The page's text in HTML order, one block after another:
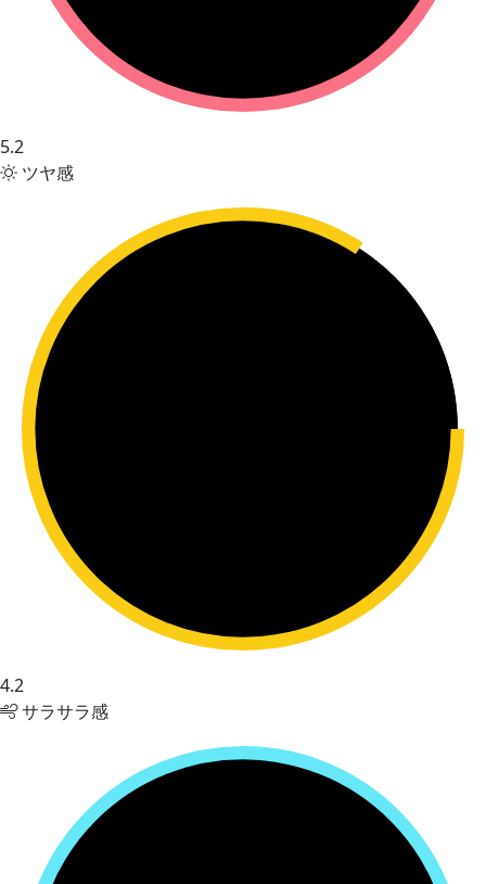
5.2
ツヤ感
4.2
サラサラ感